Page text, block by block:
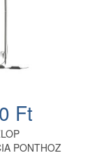
Ft
PONTHOZ